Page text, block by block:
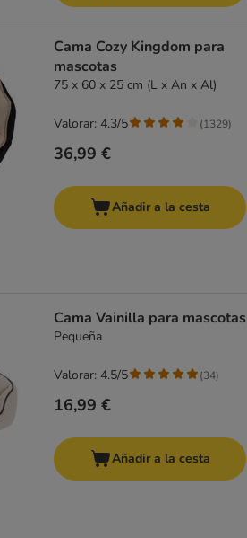
Cama Cozy Kingdom para
mascotas
75 x 60 x 25 cm (L x An x Al)
36,99 €
Valorar: 4.3/5 (1329)
Añadir a la cesta
Cama Vainilla para mascotas
Pequeña
16,99 €
Valorar: 4.5/5 (34)
Añadir a la cesta